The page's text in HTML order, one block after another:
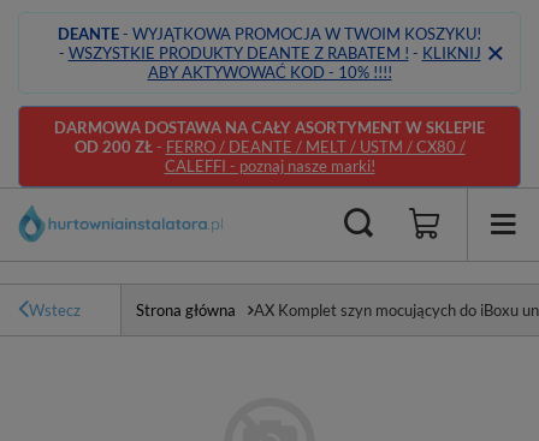
DEANTE- WYJĄTKOWA PROMOCJA W TWOIM KOSZYKU!
- WSZYSTKIE PRODUKTY DEANTE Z RABATEM ! - KLIKNIJ
ABY AKTYWOWAĆ KOD - 10% !!!!
DARMOWA DOSTAWA NA CAŁY ASORTYMENT W SKLEPIE
OD 200 ZŁ- FERRO / DEANTE / MELT / USTM / CX80 /
CALEFFI - poznaj nasze marki!
Wstecz Strona główna AX Komplet szyn mocujących do iBoxu